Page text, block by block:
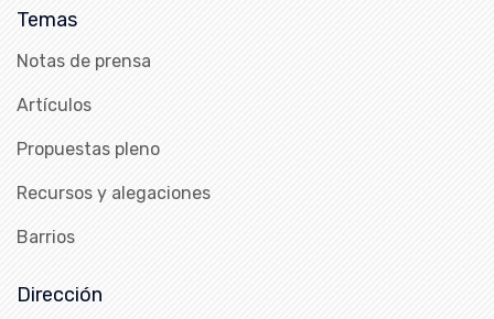
Temas
Notas de prensa
Artículos
Propuestas pleno
Recursos y alegaciones
Barrios
Dirección